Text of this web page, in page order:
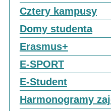
Cztery kampusy
Domy studenta
Erasmus+
E-SPORT
E-Student
Harmonogramy